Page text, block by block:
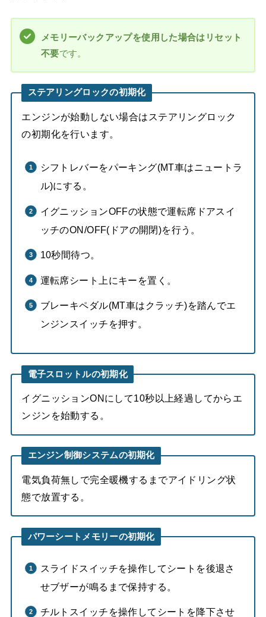
メモリーバックアップを使用した場合はリセット
不要です。
ステアリングロックの初期化
エンジンが始動しない場合はステアリングロック
の初期化を行います。
シフトレバーをパーキング(MT車はニュートラ
ル)にする。
イグニッションOFFの状態で運転席ドアスイ
ッチのON/OFF(ドアの開閉)を行う。
10秒間待つ。
運転席シート上にキーを置く。
ブレーキペダル(MT車はクラッチ)を踏んでエ
ンジンスイッチを押す。
電子スロットルの初期化
イグニッションONにして10秒以上経過してからエ
ンジンを始動する。
エンジン制御システムの初期化
電気負荷無しで完全暖機するまでアイドリング状
態で放置する。
パワーシートメモリーの初期化
スライドスイッチを操作してシートを後退さ
せブザーが鳴るまで保持する。
チルトスイッチを操作してシートを降下させ